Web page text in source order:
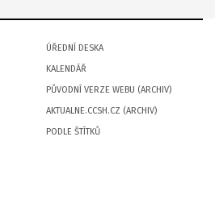
ÚŘEDNÍ DESKA
KALENDÁŘ
PŮVODNÍ VERZE WEBU (ARCHIV)
AKTUALNE.CCSH.CZ (ARCHIV)
PODLE ŠTÍTKŮ